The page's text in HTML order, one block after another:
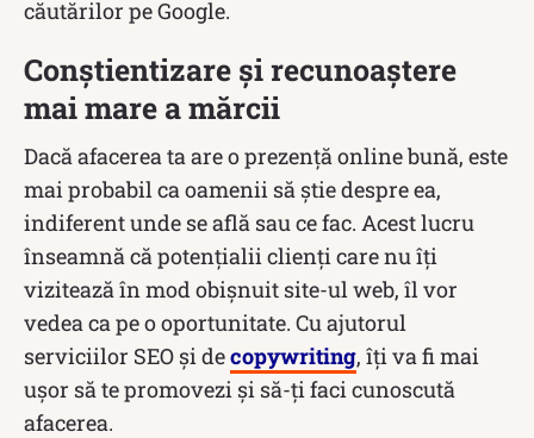
căutărilor pe Google.
Conștientizare și recunoaștere
mai mare a mărcii
Dacă afacerea ta are o prezență online bună, este
mai probabil ca oamenii să știe despre ea,
indiferent unde se află sau ce fac. Acest lucru
înseamnă că potențialii clienți care nu îți
vizitează în mod obișnuit site-ul web, îl vor
vedea ca pe o oportunitate. Cu ajutorul
serviciilor SEO și decopywriting, îți va fi mai
ușor să te promovezi și să-ți faci cunoscută
afacerea.